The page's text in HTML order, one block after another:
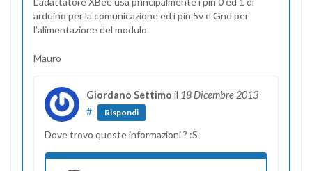
arduino per la comunicazione ed i pin 5v e Gnd per
l’alimentazione del modulo.
Mauro
Giordano Settimo il 18 Dicembre 2013
#
Rispondi
Dove trovo queste informazioni ? :S